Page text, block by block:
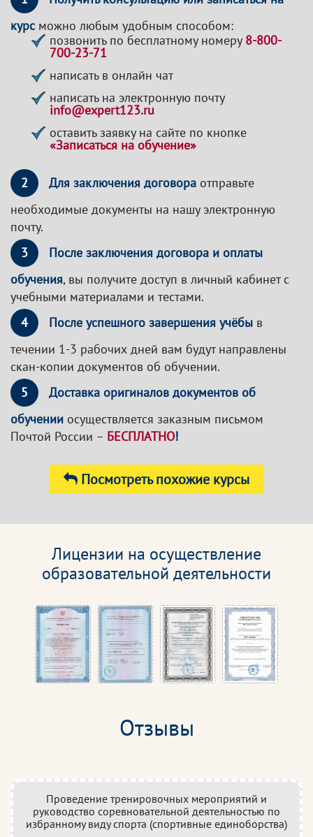
курсможно любым удобным способом:
позвонить по бесплатному номеру 8-800-
700-23-71
написать в онлайн чат
написать на электронную почту
info@expert123.ru
оставить заявку на сайте по кнопке
«Записаться на обучение»
2 Для заключения договора отправьте
необходимые документы на нашу электронную
почту.
3
После заключения договора и оплаты
обучения, вы получите доступ в личный кабинет с
учебными материалами и тестами.
4
После успешного завершения учёбы в
течении 1-3 рабочих дней вам будут направлены
скан-копии документов об обучении.
5
Доставка оригиналов документов об
обучении осуществляется заказным письмом
Почтой России – БЕСПЛАТНО!
Посмотреть похожие курсы
Лицензии на осуществление
образовательной деятельности
Отзывы
Проведение тренировочных мероприятий и
руководство соревновательной деятельностью по
избранному виду спорта (спортивные единоборства)